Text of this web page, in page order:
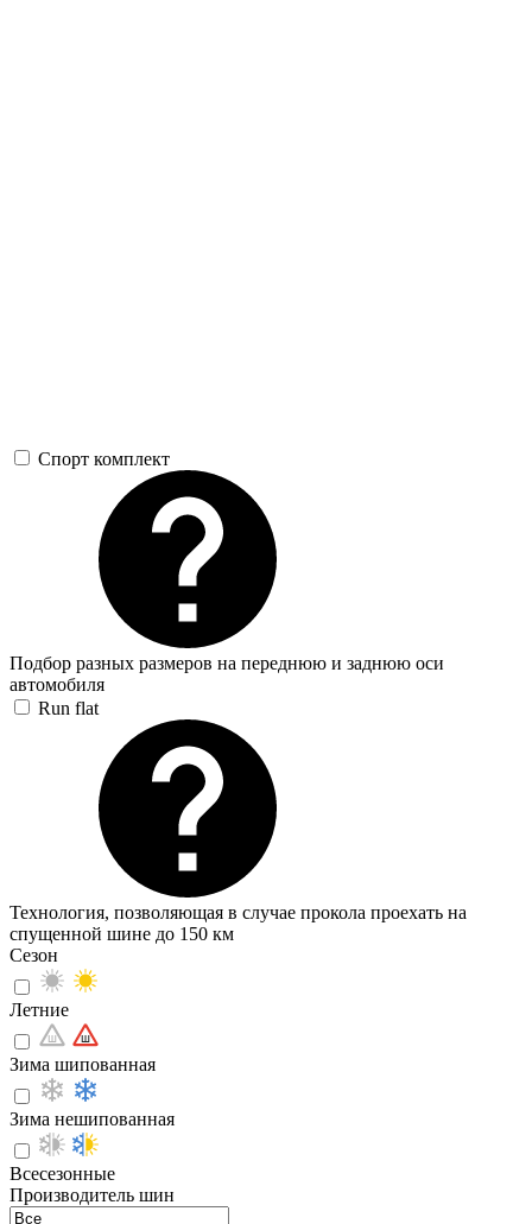
Спорт комплект
Подбор разных размеров на переднюю и заднюю оси
автомобиля
Run flat
Технология, позволяющая в случае прокола проехать на
спущенной шине до 150 км
Сезон
Летние
Зима шипованная
Зима нешипованная
Всесезонные
Производитель шин